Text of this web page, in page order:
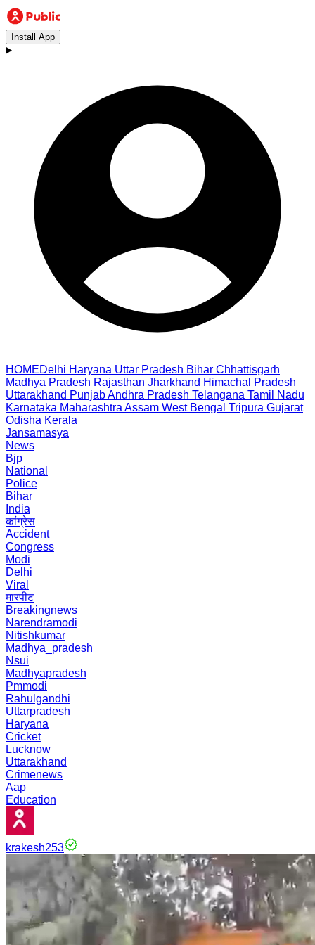
Install App
HOMEDelhi Haryana Uttar Pradesh Bihar Chhattisgarh
Madhya Pradesh Rajasthan Jharkhand Himachal Pradesh
Uttarakhand PunjabAndhra Pradesh Telangana Tamil Nadu
Karnataka Maharashtra Assam West Bengal Tripura Gujarat
Odisha Kerala
Jansamasya
News
Bjp
National
Police
Bihar
India
कांग्रेस
Accident
Congress
Modi
Delhi
Viral
मारपीट
Breakingnews
Narendramodi
Nitishkumar
Madhya_pradesh
Nsui
Madhyapradesh
Pmmodi
Rahulgandhi
Uttarpradesh
Haryana
Cricket
Lucknow
Uttarakhand
Crimenews
Aap
Education
krakesh253